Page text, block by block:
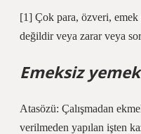
[1] Çok para, özveri,
değildir veya zarar veya
Emeksiz
Atasözü: Çalışmadan
verilmeden yapılan işten